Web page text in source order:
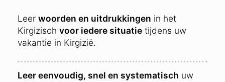
Leer woorden en uitdrukkingen in het
Kirgizisch voor iedere situatie tijdens uw
vakantie in Kirgizië.
Leer eenvoudig, snel en systematisch uw